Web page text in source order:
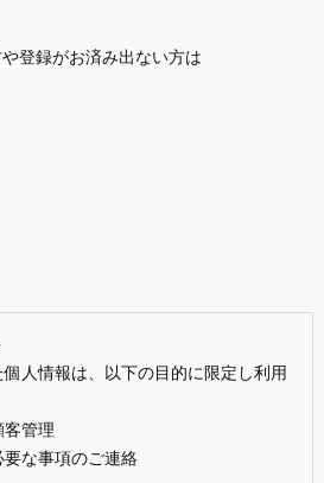
登録がお済み出ない方は
人情報は、以下の目的に限定し利用
客管理
要な事項のご連絡